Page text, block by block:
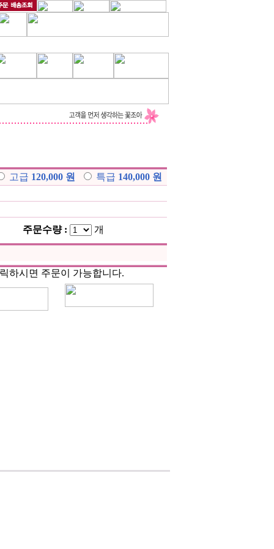
고급 120,000 원 특급 140,000 원
주문수량 : 개
하시면 주문이 가능합니다.